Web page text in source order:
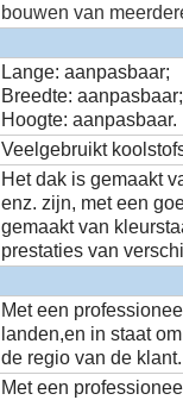
bouwen van
Lange: aanpasbaar;
Breedte: aanpasbaar;
Hoogte: aanpasbaar.
Veelgebruikt
Het dak is gemaakt
enz. zijn, met een
gemaakt van
prestaties van
Met een
landen,en in staat
de regio van de klant.
Met een